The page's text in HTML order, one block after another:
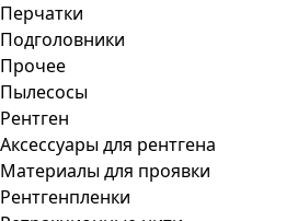
Перчатки
Подголовники
Прочее
Пылесосы
Рентген
Аксессуары для рентгена
Материалы для проявки
Рентгенпленки